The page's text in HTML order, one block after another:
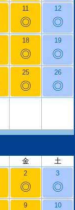
11
◎
12
◎
18
◎
19
◎
25
◎
26
◎
金 土
2
◎
3
◎
9 10